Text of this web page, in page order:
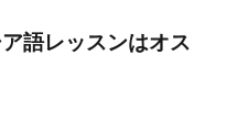
語レッスンはオス